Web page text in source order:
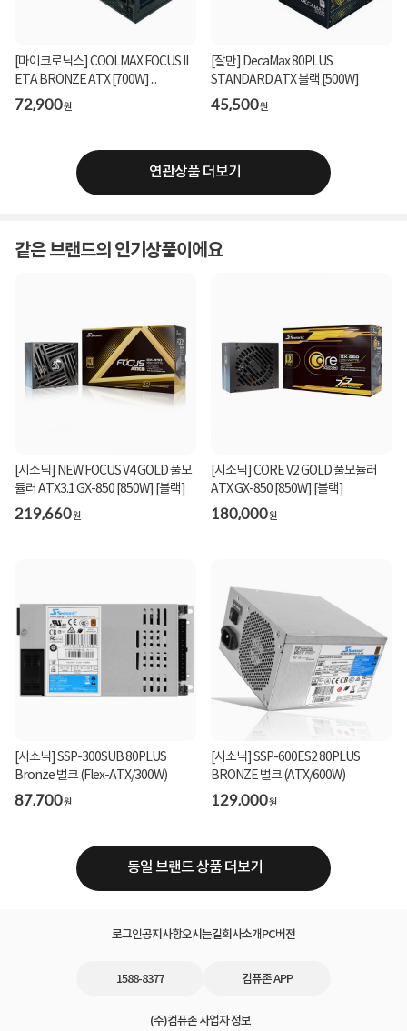
[마이크로닉스] COOLMAX FOCUS II
ETA BRONZE ATX [700W] ...
72,900원
[잘만] DecaMax 80PLUS
STANDARD ATX 블랙 [500W]
45,500원
연관상품 더보기
같은 브랜드의 인기상품이에요
[시소닉] NEW FOCUS V4 GOLD 풀모
듈러 ATX3.1 GX-850 [850W] [블랙]
219,660원
[시소닉] CORE V2 GOLD 풀모듈러
ATX GX-850 [850W] [블랙]
180,000원
[시소닉] SSP-300SUB 80PLUS
Bronze 벌크 (Flex-ATX/300W)
87,700원
[시소닉] SSP-600ES2 80PLUS
BRONZE 벌크 (ATX/600W)
129,000원
동일 브랜드 상품 더보기
로그인공지사항오시는길회사소개PC버전
1588-8377 컴퓨존 APP
(주)컴퓨존 사업자 정보